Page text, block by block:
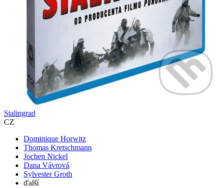
Stalingrad
CZ
Dominique Horwitz
Thomas Kretschmann
Jochen Nickel
Dana Vávrová
Sylvester Groth
ďalší